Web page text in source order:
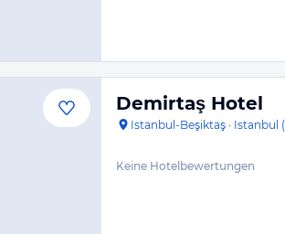
Demirtaş Hotel
Istanbul-Beşiktaş · Istanbul
Keine Hotelbewertungen